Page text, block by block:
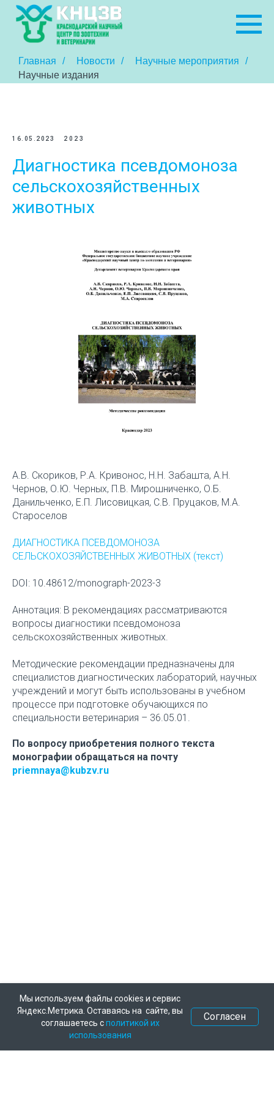
Главная / Новости / Научные мероприятия
/
Научные издания
16.05.2023 2023
Диагностика псевдомоноза
сельскохозяйственных
животных
А.В. Скориков, Р.А. Кривонос, Н.Н. Забашта, А.Н.
Чернов, О.Ю. Черных, П.В. Мирошниченко, О.Б.
Данильченко, Е.П. Лисовицкая, С.В. Пруцаков, М.А.
Староселов
ДИАГНОСТИКА ПСЕВДОМОНОЗА
СЕЛЬСКОХОЗЯЙСТВЕННЫХ ЖИВОТНЫХ (текст)
DOI: 10.48612/monograph-2023-3
Аннотация: В рекомендациях рассматриваются
вопросы диагностики псевдомоноза
сельскохозяйственных животных.
Методические рекомендации предназначены для
специалистов диагностических лабораторий, научных
учреждений и могут быть использованы в учебном
процессе при подготовке обучающихся по
специальности ветеринария – 36.05.01.
По вопросу приобретения полного текста
монографии обращаться на почту
priemnaya@kubzv.ru
Мы используем файлы cookies и сервис
Яндекс.Метрика. Оставаясь на сайте, вы
соглашаетесь сполитикой их
использования
Согласен